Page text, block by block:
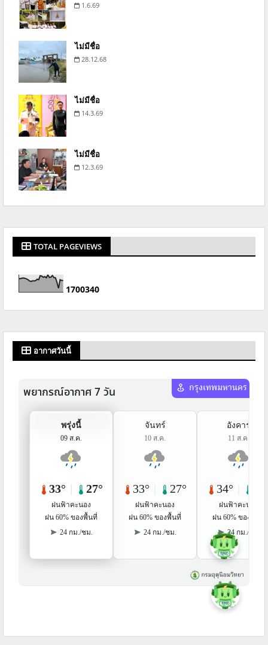
1.6.69
ไม่มีชื่อ
28.12.68
ไม่มีชื่อ
14.3.69
ไม่มีชื่อ
12.3.69
TOTAL PAGEVIEWS
1700340
อากาศวันนี้